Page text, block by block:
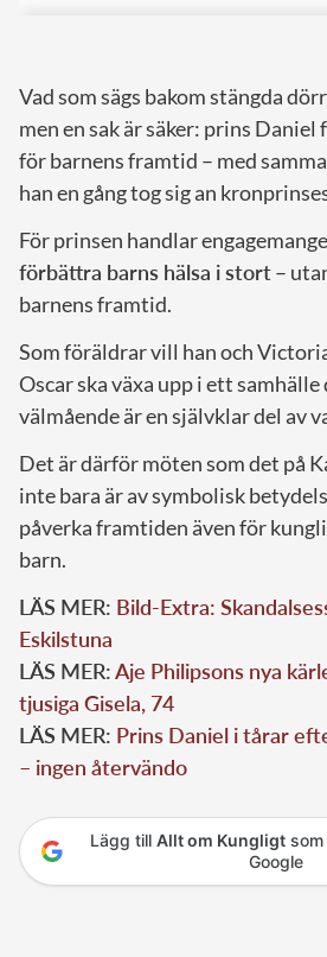
Vad som sägs bakom stängda
men en sak är säker: prins
för barnens framtid – med
han en gång tog sig an
För prinsen handlar
förbättra barns hälsa i stort–
barnens framtid.
Som föräldrar vill han och
Oscar ska växa upp i ett samhälle
välmående är en självklar del av
Det är därför möten som det på
inte bara är av symbolisk
påverka framtiden även för
barn.
LÄS MER: Bild-Extra:
Eskilstuna
LÄS MER:Aje Philipsons nya
tjusiga Gisela, 74
LÄS MER: Prins Daniel i tårar
– ingen återvändo
Lägg till Allt om Kungligtsom
Google